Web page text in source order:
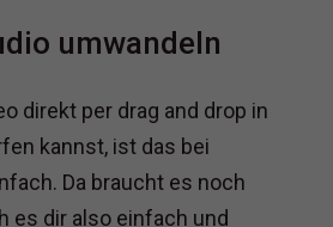
umwandeln
direkt per drag and drop in
kannst, ist das bei
Da braucht es noch
es dir also einfach und